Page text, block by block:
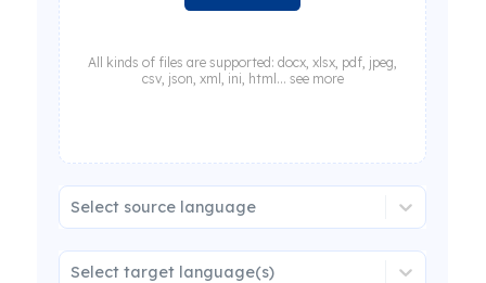
All kinds of files are supported: docx, xlsx, pdf, jpeg,
csv, json, xml, ini, html... see more
Select source language
Select target language(s)